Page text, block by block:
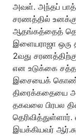
அவள். அந்தப்
சரணத்தில்
ஆதங்கத்தைத்
இளையராஜா ஒரு
2வது
என உடுக்கை
இசையைக் கொண்டு
திரைக்கதையை
தகவலை பிரபல
இயக்கியவர்